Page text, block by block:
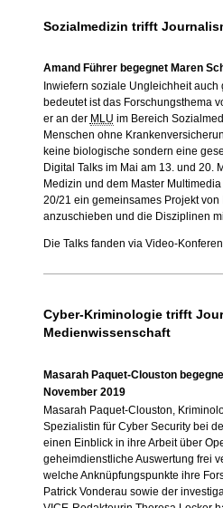
Sozialmedizin trifft
Amand Führer begegnet Maren
Inwiefern soziale Ungleichheit
bedeutet ist das Forschungsthema
er an der MLU im Bereich
Menschen ohne
keine biologische sondern eine
Digital Talks im Mai am 13. und 20.
Medizin und dem Master
20/21 ein gemeinsames Projekt
anzuschieben und die Disziplinen
Die Talks fanden via Video-
Cyber-Kriminologie trifft
Medienwissenschaft
Masarah Paquet-Clouston
November 2019
Masarah Paquet-Clouston,
Spezialistin für Cyber Security bei
einen Einblick in ihre Arbeit über
geheimdienstliche Auswertung frei
welche Anknüpfungspunkte ihre
Patrick Vonderau sowie der